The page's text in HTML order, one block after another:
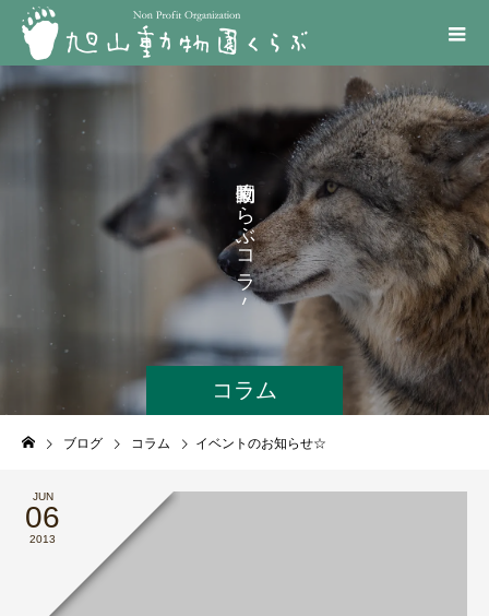
コラム
く
ら
ぶ
コ
ラ
ム
ブログ コラム イベントのお知らせ☆
JUN
06
2013